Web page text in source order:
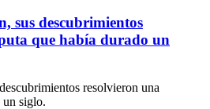
sus descubrimientos
que había durado un
resolvieron una
un siglo.